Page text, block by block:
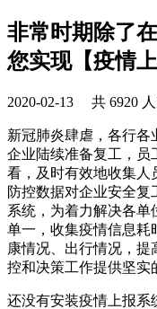
非常时期除了
您实现【疫情上
2020-02-13 共 6920
新冠肺炎肆虐，各行各
企业陆续准备复工，员
看，及时有效地收集人
防控数据对企业安全
系统，为着力解决各单
单一，收集疫情信息耗
康情况、出行情况，
控和决策工作提供坚实
还没有安装疫情上报系